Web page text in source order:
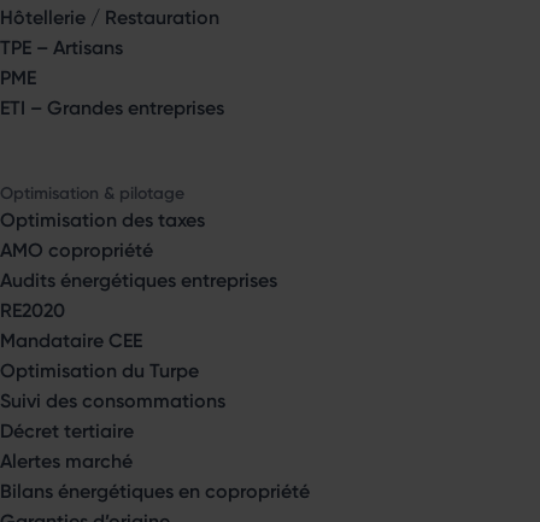
Hôtellerie / Restauration
TPE – Artisans
PME
ETI – Grandes entreprises
Optimisation & pilotage
Optimisation des taxes
AMO copropriété
Audits énergétiques entreprises
RE2020
Mandataire CEE
Optimisation du Turpe
Suivi des consommations
Décret tertiaire
Alertes marché
Bilans énergétiques en copropriété